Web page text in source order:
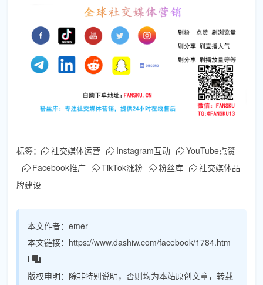
标签： 社交媒体运营 Instagram互动
YouTube点赞
Facebook推广
TikTok涨粉 粉丝库
社交媒体品
牌建设
本文作者： emer
本文链接： https://www.dashiw.com/facebook/1784.htm
l
版权申明： 除非特别说明，否则均为本站原创文章，转载